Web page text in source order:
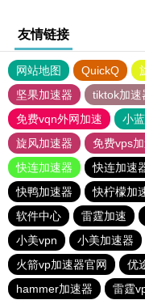
友情链接
网站地图 QuickQ
坚果加速器
tiktok加速
免费vqn外网加速
小
旋风加速器
免费vps
快连加速器
快连加速
快鸭加速器
快柠檬加
软件中心
雷霆加速
小美vpn
小美加速器
火箭vp加速器官网
优
hammer加速器
雷霆